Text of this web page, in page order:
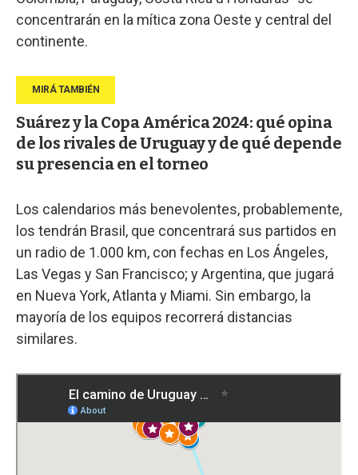
concentrarán en la mítica zona Oeste y central del
continente.
Suárez y la Copa América 2024: qué opina
de los rivales de Uruguay y de qué depende
su presencia en el torneo
Los calendarios más benevolentes, probablemente,
los tendrán Brasil, que concentrará sus partidos en
un radio de 1.000 km, con fechas en Los Ángeles,
Las Vegas y San Francisco; y Argentina, que jugará
en Nueva York, Atlanta y Miami. Sin embargo, la
mayoría de los equipos recorrerá distancias
similares.